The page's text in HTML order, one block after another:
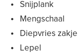
Snijplank
Mengschaal
Diepvries zakje
Lepel